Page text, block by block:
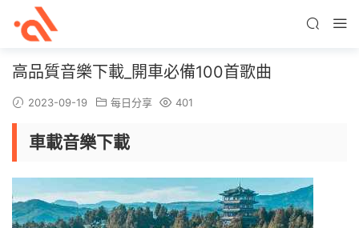
高品質音樂下載_開車必備100首歌曲
2023-09-19 每日分享 401
車載音樂下載